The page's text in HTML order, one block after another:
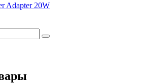
Adapter 20W